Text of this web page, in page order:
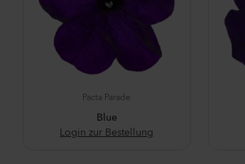
Pacta Parade
Blue
Login zur Bestellung